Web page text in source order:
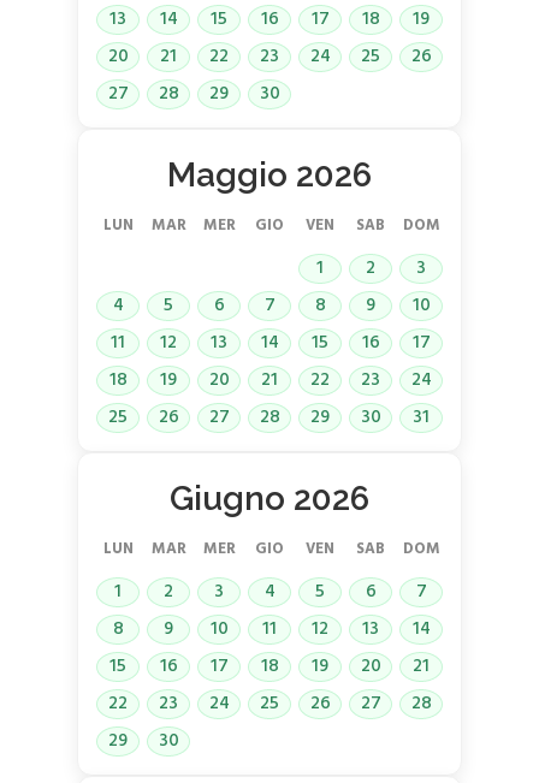
13
14 15 16 17 18
19
20
21 22 23 24 25
26
27
28 29 30
Maggio 2026
LUN MAR MER GIO VEN SAB DOM
1 2
3
4
5 6 7 8 9
10
11
12 13 14 15 16
17
18
19 20 21 22 23
24
25
26 27 28 29 30 31
Giugno 2026
LUN MAR MER GIO VEN SAB DOM
1 2 3 4 5 6
7
8
9 10 11 12 13
14
15
16 17 18 19 20
21
22
23 24 25 26 27
28
29
30